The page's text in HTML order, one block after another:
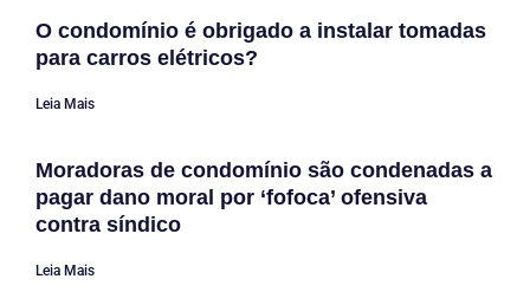
O condomínio é obrigado a instalar tomadas
para carros elétricos?
Leia Mais
Moradoras de condomínio são condenadas a
pagar dano moral por ‘fofoca’ ofensiva
contra síndico
Leia Mais